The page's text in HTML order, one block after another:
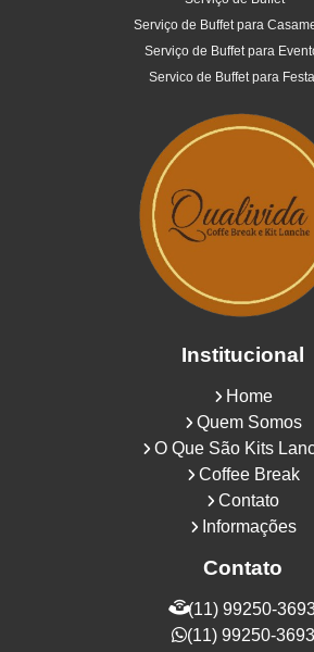
Serviço de Buffet para
Serviço de Buffet para
Servico de Buffet para
Institucional
Home
Quem Somos
O Que São Kits
Coffee Break
Contato
Informações
Contato
(11) 99250-
(11) 99250-3693